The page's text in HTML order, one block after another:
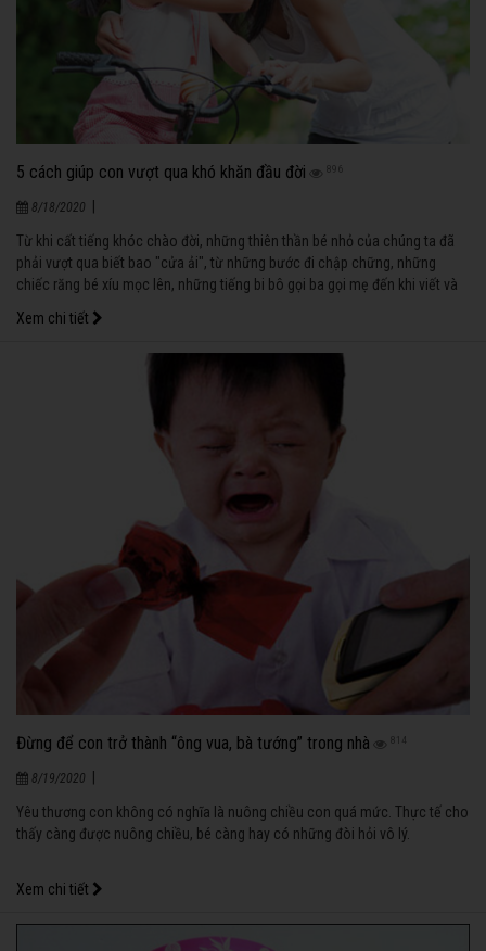
5 cách giúp con vượt qua khó khăn đầu đời 896
8/18/2020 |
Từ khi cất tiếng khóc chào đời, những thiên thần bé nhỏ của chúng ta đã
phải vượt qua biết bao "cửa ải", từ những bước đi chập chững, những
chiếc răng bé xíu mọc lên, những tiếng bi bô gọi ba gọi mẹ đến khi viết và
trai, cô gái biết yêu biết giận hờn… Những khó khăn ấy rồi sẽ qua cùng với
sự đồng hành, sẻ chia của các bậc làm cha mẹ.
Xem chi tiết
Đừng để con trở thành “ông vua, bà tướng” trong nhà 814
8/19/2020
Yêu thương con không có nghĩa là nuông chiều con quá mức. Thực tế cho
thấy càng được nuông chiều, bé càng hay có những đòi hỏi vô lý.
Xem chi tiết